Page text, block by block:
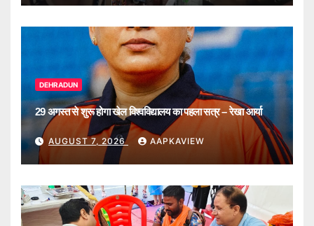
DEHRADUN
29 अगस्त से शुरू होगा खेल विश्वविद्यालय का पहला सत्र – रेखा आर्या
AUGUST 7, 2026 AAPKAVIEW